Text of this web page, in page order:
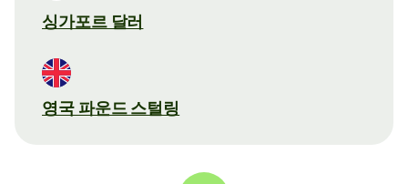
싱가포르 달러
영국 파운드 스털링